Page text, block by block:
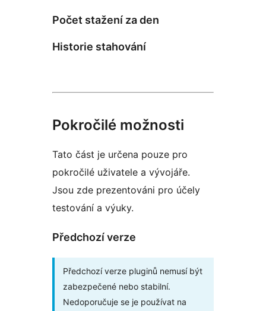
Počet stažení za den
Historie stahování
Pokročilé možnosti
Tato část je určena pouze pro
pokročilé uživatele a vývojáře.
Jsou zde prezentováni pro účely
testování a výuky.
Předchozí verze
Předchozí verze pluginů nemusí být
zabezpečené nebo stabilní.
Nedoporučuje se je používat na